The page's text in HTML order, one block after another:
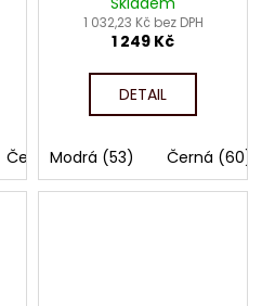
Černá (60)
1 032,23 Kč bez DPH
1 249 Kč
DETAIL
Modrá (53) Černá (60)